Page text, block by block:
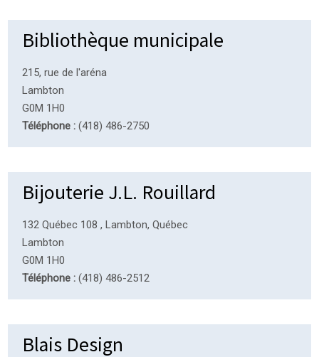
Bibliothèque municipale
215, rue de l'aréna
Lambton
G0M 1H0
Téléphone : (418) 486-2750
Bijouterie J.L. Rouillard
132 Québec 108 , Lambton, Québec
Lambton
G0M 1H0
Téléphone : (418) 486-2512
Blais Design